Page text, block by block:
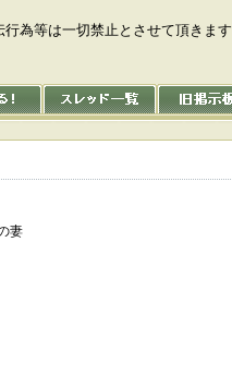
為等は一切禁止とさせて頂きま
妻